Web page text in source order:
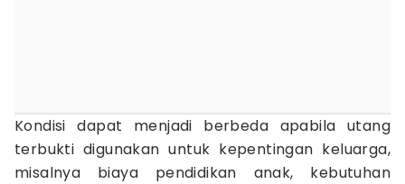
Kondisi dapat menjadi berbeda apabila utang
terbukti digunakan untuk kepentingan keluarga,
misalnya biaya pendidikan anak, kebutuhan